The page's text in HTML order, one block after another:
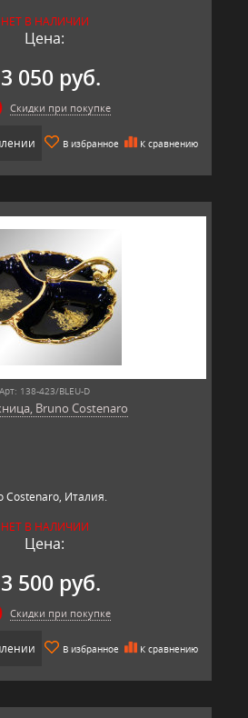
НЕТ В НАЛИЧИИ
Цена:
050 руб.
Скидки при покупке
В избранное К сравнению
Арт: 138-423/BLEU-D
Bruno Costenaro
Costenaro, Италия.
НЕТ В НАЛИЧИИ
Цена:
500 руб.
Скидки при покупке
В избранное К сравнению